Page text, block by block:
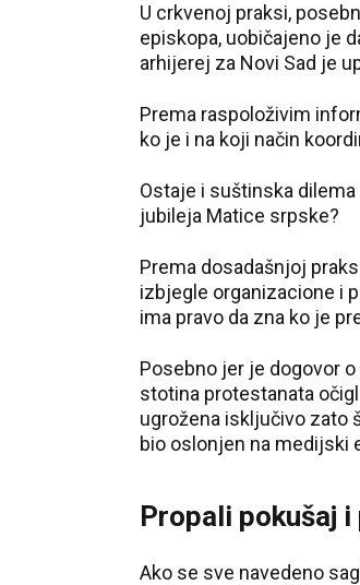
U crkvenoj praksi,
episkopa, uobičajeno je
arhijerej za Novi Sad je
Prema raspoloživim
ko je i na koji način
Ostaje i suštinska
jubileja Matice srpske?
Prema dosadašnjoj
izbjegle organizacione i
ima pravo da zna ko je
Posebno jer je dogovor
stotina protestanata
ugrožena isključivo zato
bio oslonjen na medijski
Propali pokušaj
Ako se sve navedeno